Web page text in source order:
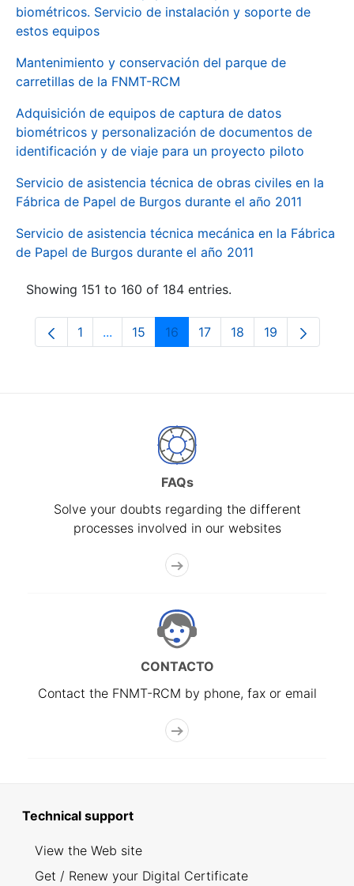
biométricos. Servicio de instalación y soporte de
estos equipos
Mantenimiento y conservación del parque de
carretillas de la FNMT-RCM
Adquisición de equipos de captura de datos
biométricos y personalización de documentos de
identificación y de viaje para un proyecto piloto
Servicio de asistencia técnica de obras civiles en la
Fábrica de Papel de Burgos durante el año 2011
Servicio de asistencia técnica mecánica en la Fábrica
de Papel de Burgos durante el año 2011
Showing 151 to 160 of 184 entries.
Page
1 ...Intermediate Pages Use TAB to navigate.
Page
15 Page
16 Page
17 Page
18 Page
19
FAQs
Solve your doubts regarding the different
processes involved in our websites
CONTACTO
Contact the FNMT-RCM by phone, fax or email
Technical support
View the Web site
Get / Renew your Digital Certificate